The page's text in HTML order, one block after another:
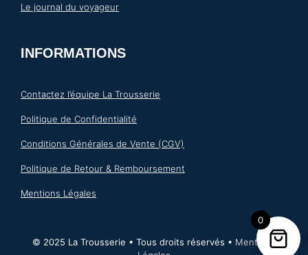
Le journal du voyageur
INFORMATIONS
Contactez l’équipe La Trousserie
Politique de Confidentialité
Conditions Générales de Vente (CGV)
Politique de Retour & Remboursement
Mentions Légales
© 2025 La Trousserie • Tous droits réservés • Mentions
0